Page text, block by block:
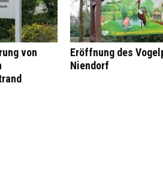
von
Eröffnung des
Niendorf